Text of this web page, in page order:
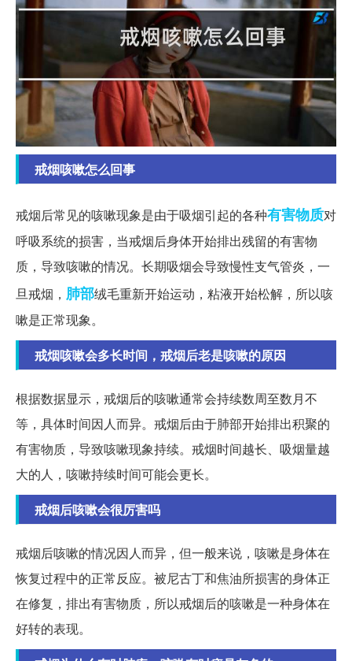
戒烟咳嗽怎么回事
戒烟后常见的咳嗽现象是由于吸烟引起的各种有害物质对
呼吸系统的损害，当戒烟后身体开始排出残留的有害物
质，导致咳嗽的情况。长期吸烟会导致慢性支气管炎，一
旦戒烟， 肺部绒毛重新开始运动，粘液开始松解，所以咳
嗽是正常现象。
戒烟咳嗽会多长时间，戒烟后老是咳嗽的原因
根据数据显示，戒烟后的咳嗽通常会持续数周至数月不
等，具体时间因人而异。戒烟后由于肺部开始排出积聚的
有害物质，导致咳嗽现象持续。戒烟时间越长、吸烟量越
大的人，咳嗽持续时间可能会更长。
戒烟后咳嗽会很厉害吗
戒烟后咳嗽的情况因人而异，但一般来说，咳嗽是身体在
恢复过程中的正常反应。被尼古丁和焦油所损害的身体正
在修复，排出有害物质，所以戒烟后的咳嗽是一种身体在
好转的表现。